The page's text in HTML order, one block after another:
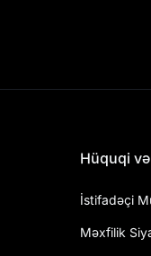
Hüquqi
İstifadəçi
Məxfilik